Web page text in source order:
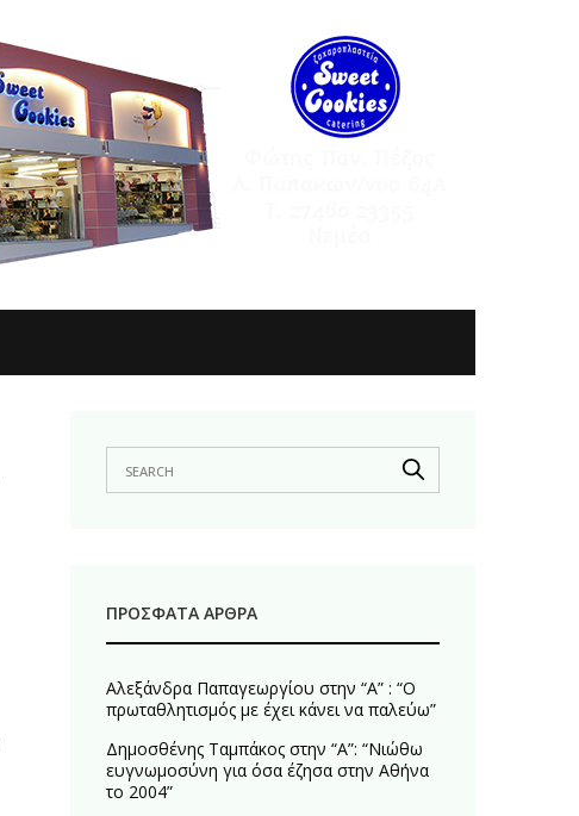
ΠΡΌΣΦΑΤΑ ΆΡΘΡΑ
Αλεξάνδρα Παπαγεωργίου στην “Α” : “Ο
πρωταθλητισμός με έχει κάνει να παλεύω”
Δημοσθένης Ταμπάκος στην “A”: “Νιώθω
ευγνωμοσύνη για όσα έζησα στην Αθήνα
το 2004”